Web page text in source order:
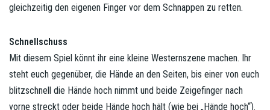
gleichzeitig den eigenen Finger vor dem Schnappen zu retten.
Schnellschuss
Mit diesem Spiel könnt ihr eine kleine Westernszene machen. Ihr
steht euch gegenüber, die Hände an den Seiten, bis einer von euch
blitzschnell die Hände hoch nimmt und beide Zeigefinger nach
vorne streckt oder beide Hände hoch hält (wie bei „Hände hoch“).